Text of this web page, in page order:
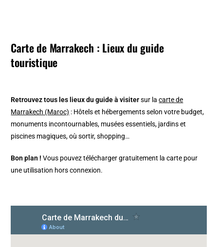
Carte de Marrakech : Lieux du guide
touristique
Retrouvez tous les lieux du guide à visitersur lacarte de
Marrakech (Maroc) : Hôtels et hébergements selon votre budget,
monuments incontournables, musées essentiels, jardins et
piscines magiques, où sortir, shopping…
Bon plan ! Vous pouvez télécharger gratuitement la carte pour
une utilisation hors connexion.